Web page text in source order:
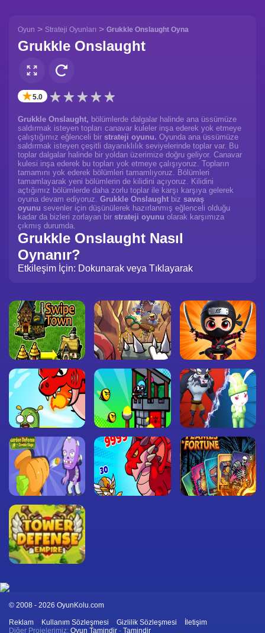
Oyun > Strateji Oyunları > Grukkle Onslaught Oyna
Grukkle Onslaught
✭5.0
Grukkle Onslaught, bölümlerde dalgalar halinde ana üssümüze
saldırmak isteyen topları canavar kuleler inşa ederek yok etmeye
çalıştığımız eğlenceli bir strateji oyunu. Oyunda ana üssümüze
saldırmak isteyen çeşitli dayanıklılık seviyelerinde toplar var. Bu
toplar dalgalar halinde bir yoldan üzerimize doğru geliyor. Canavar
kulesi inşa ederek bu topları yok etmeye çalışıyoruz. Topların
tamamını yok ederek bölümleri tamamlıyoruz. Bölümleri
tamamlayarak yeni bölümlerin de kilidini açıyoruz. Kilidini
açtığımız bölümlerde daha zorlu toplar ile karşı karşıya gelerek
oyuna devam ediyoruz. Grukkle Onslaught biz savaş
oyunu sevenler için düşünülerek hazırlanmış eğlenceli olduğu
kadar da bizleri zorlayan bir strateji oyunu olarak karşımıza
çıkmış durumda.
Grukkle Onslaught Nasıl
Oynanır?
Etkileşim İçin: Dokunarak veya Tıklayarak
© 2008 - 2026 OyunKolu.com
Reklam Kullanım Sözleşmesi Gizlilik Sözleşmesi
İletişim
Diğer Projelerimiz: Oyun Tamindir - Tamindir